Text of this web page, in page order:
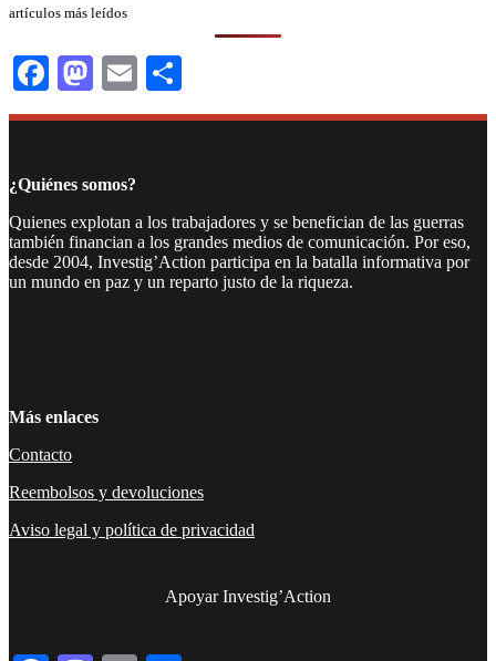
artículos más leídos
Facebook
Mastodon
Email
¿Quiénes somos?
Quienes explotan a los trabajadores y se benefician de las guerras
también financian a los grandes medios de comunicación. Por eso,
desde 2004, Investig’Action participa en la batalla informativa por
un mundo en paz y un reparto justo de la riqueza.
Más enlaces
Contacto
Reembolsos y devoluciones
Aviso legal y política de privacidad
Apoyar Investig’Action